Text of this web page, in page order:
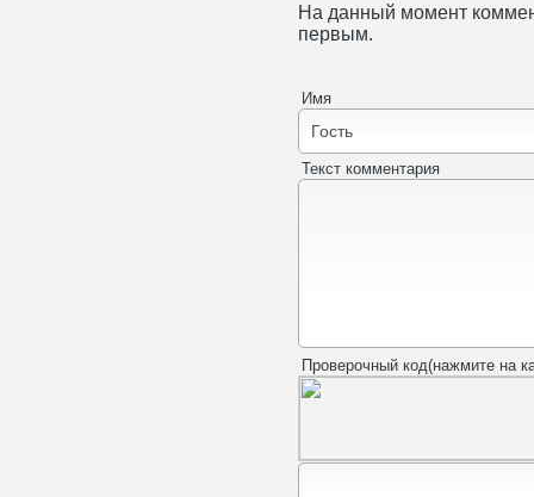
На данный момент
первым.
Имя
Текст комментария
Проверочный код(нажмите на